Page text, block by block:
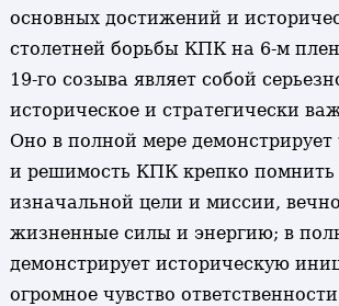
основных достижений и
столетней борьбы КПК на 6-м
19-го созыва являет собой
историческое и стратегически
Оно в полной мере
и решимость КПК крепко помнить
изначальной цели и миссии,
жизненные силы и энергию; в
демонстрирует историческую
огромное чувство